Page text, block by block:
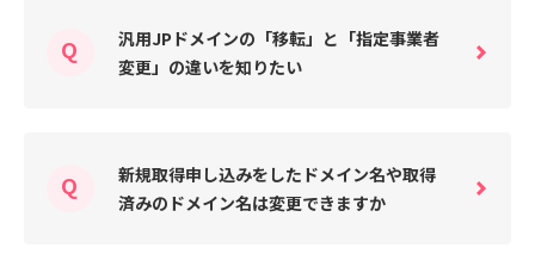
汎用JPドメインの「移転」と「指定事業者
変更」の違いを知りたい
新規取得申し込みをしたドメイン名や取得
済みのドメイン名は変更できますか